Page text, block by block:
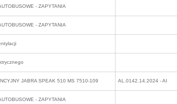
- ZAPYTANIA
- ZAPYTANIA
JABRA SPEAK 510 MS 7510-109 AL.0142.14.2024 - AI
- ZAPYTANIA